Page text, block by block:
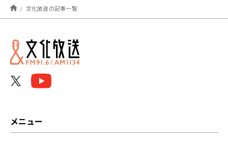
2026年7月
2026年6月
文化放送の記事一覧
メニュー